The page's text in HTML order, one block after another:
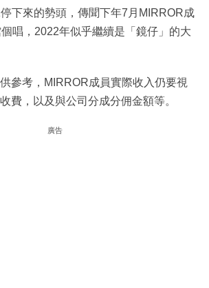
下來的勢頭，傳聞下年7月MIRROR成
唱，2022年似乎繼續是「鏡仔」的大
參考，MIRROR成員實際收入仍要視
費，以及與公司分成分佣金額等。
廣告